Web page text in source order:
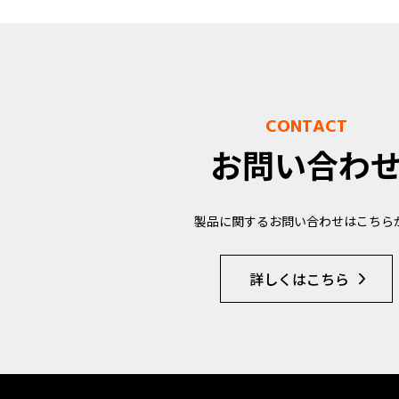
CONTACT
お問い合わ
製品に関するお問い合わせはこちら
詳しくはこちら